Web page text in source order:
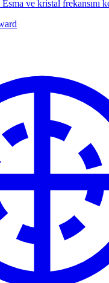
Esma ve kristal frekansını